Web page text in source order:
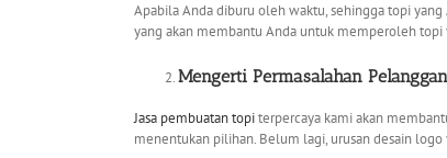
Apabila Anda diburu oleh waktu, sehingga topi
yang akan membantu Anda untuk memperoleh topi
Mengerti Permasalahan
Jasa pembuatan topiterpercaya kami akan
menentukan pilihan. Belum lagi, urusan desain